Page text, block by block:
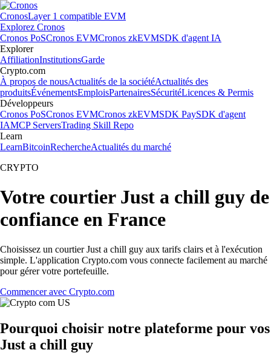
CronosLayer 1 compatible EVM
Explorez Cronos
Cronos PoSCronos EVMCronos zkEVMSDK d'agent IA
Explorer
AffiliationInstitutionsGarde
Crypto.com
À propos de nousActualités de la sociétéActualités des
produitsÉvénementsEmploisPartenairesSécuritéLicences & Permis
Développeurs
Cronos PoSCronos EVMCronos zkEVMSDK PaySDK d'agent
IAMCP ServersTrading Skill Repo
Learn
LearnBitcoinRechercheActualités du marché
CRYPTO
Votre courtier Just a chill guy de
confiance en France
Choisissez un courtier Just a chill guy aux tarifs clairs et à l'exécution
simple. L'application Crypto.com vous connecte facilement au marché
pour gérer votre portefeuille.
Commencer avec Crypto.com
Pourquoi choisir notre plateforme pour vos
Just a chill guy